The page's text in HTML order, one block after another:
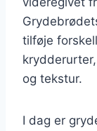
tilføje
og tekstur.
I dag er